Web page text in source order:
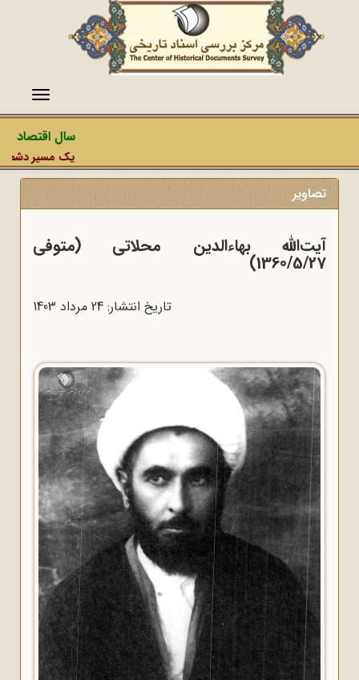
منو
سال اقتصاد
یک مسیر دشمن،
تصاویر
آیت‌الله بهاءالدین محلاتی (متوفی
1360/5/27)
تاریخ انتشار: 24 مرداد 1403